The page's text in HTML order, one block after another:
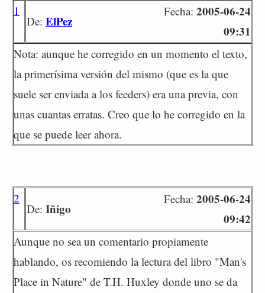
1
De: ElPez
Fecha: 2005-06-24
09:31
Nota: aunque he corregido en un momento el texto,
la primerísima versión del mismo (que es la que
suele ser enviada a los feeders) era una previa, con
unas cuantas erratas. Creo que lo he corregido en la
que se puede leer ahora.
2
De: Iñigo
Fecha: 2005-06-24
09:42
Aunque no sea un comentario propiamente
hablando, os recomiendo la lectura del libro "Man's
Place in Nature" de T.H. Huxley donde uno se da